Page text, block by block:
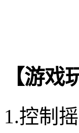
【游戏
1.控制